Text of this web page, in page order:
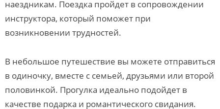
наездникам. Поездка пройдет в сопровождении
инструктора, который поможет при
возникновении трудностей.
В небольшое путешествие вы можете отправиться
в одиночку, вместе с семьей, друзьями или второй
половинкой. Прогулка идеально подойдет в
качестве подарка и романтического свидания.